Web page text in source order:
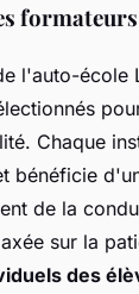
l'auto-école
Chaque
bénéficie
de la
sur la
des